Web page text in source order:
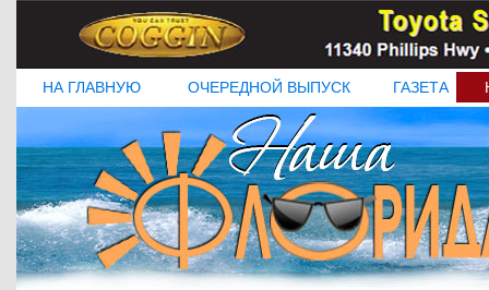
НА ГЛАВНУЮ ОЧЕРЕДНОЙ ВЫПУСК ГАЗЕТА